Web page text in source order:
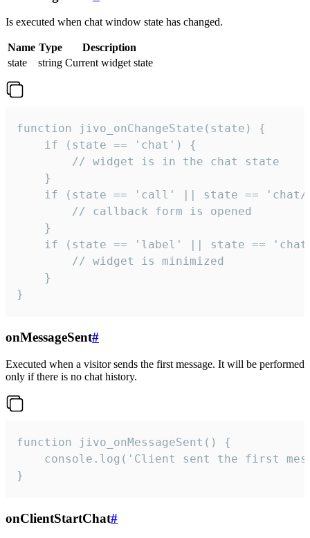
Is executed when chat window state has changed.
Name Type
Description
state
string Current widget state
function jivo_onChangeState(state) {
    if (state == 'chat') {
        // widget is in the chat state
    }
if (state == 'call' || state ==
        // callback form is opened
    }
if (state == 'label' || state ==
        // widget is minimized
    }
}
onMessageSent#
Executed when a visitor sends the first message. It will be performed
only if there is no chat history.
function jivo_onMessageSent() {
console.log('Client sent the first
}
onClientStartChat#